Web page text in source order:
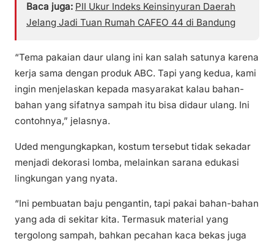
Baca juga: PII Ukur Indeks Keinsinyuran Daerah
Jelang Jadi Tuan Rumah CAFEO 44 di Bandung
“Tema pakaian daur ulang ini kan salah satunya karena
kerja sama dengan produk ABC. Tapi yang kedua, kami
ingin menjelaskan kepada masyarakat kalau bahan-
bahan yang sifatnya sampah itu bisa didaur ulang. Ini
contohnya,” jelasnya.
Uded mengungkapkan, kostum tersebut tidak sekadar
menjadi dekorasi lomba, melainkan sarana edukasi
lingkungan yang nyata.
“Ini pembuatan baju pengantin, tapi pakai bahan-bahan
yang ada di sekitar kita. Termasuk material yang
tergolong sampah, bahkan pecahan kaca bekas juga